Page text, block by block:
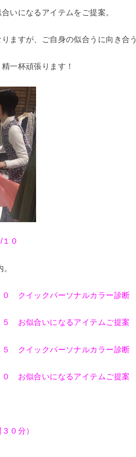
いになるアイテムをご提案。
ますが、ご自身の似合うに向き合う
一杯頑張ります！
０
クイックパーソナルカラー診断
似合いになるアイテムご提案
クイックパーソナルカラー診断
似合いになるアイテムご提案
０分）